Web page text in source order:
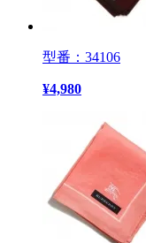
型番：34106
¥4,980